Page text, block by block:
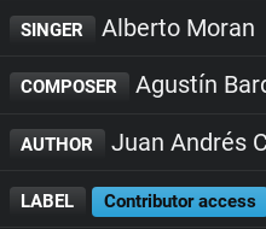
SINGER Alberto Moran
COMPOSER Agustín
AUTHOR Juan Andrés
LABEL Contributor access